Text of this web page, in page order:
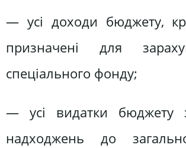
— усі доходи бюджету,
призначені для
спеціального фонду;
— усі видатки бюджету
надходжень до